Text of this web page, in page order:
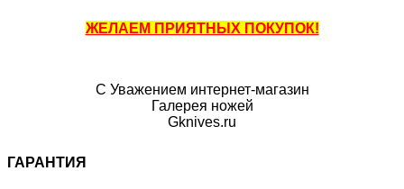
ЖЕЛАЕМ ПРИЯТНЫХ ПОКУПОК!
С Уважением интернет-магазин
Галерея ножей
Gknives.ru
ГАРАНТИЯ